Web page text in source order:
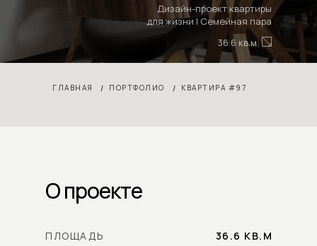
Дизайн-проект квартиры
для жизни I Семейная пара
36.6 кв.м
ГЛАВНАЯ / ПОРТФОЛИО / КВАРТИРА #97
ПЛОЩАДЬ 36.6 КВ.М
О проекте